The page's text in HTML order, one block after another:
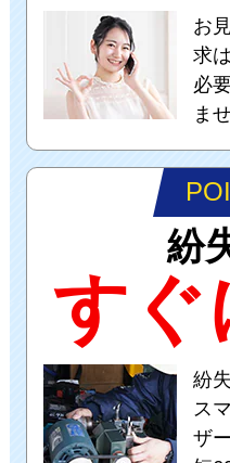
お
求
必
ま
紛
すぐ
紛
ス
ザ